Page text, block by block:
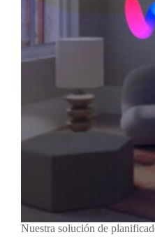
Nuestra solución de